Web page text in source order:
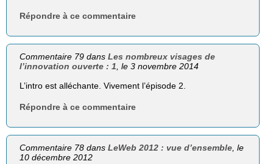
Répondre à ce commentaire
Commentaire 79 dansLes nombreux visages de
l’innovation ouverte : 1 , le 3 novembre 2014
L’intro est alléchante. Vivement l’épisode 2.
Répondre à ce commentaire
Commentaire 78 dansLeWeb 2012 : vue d’ensemble, le
10 décembre 2012